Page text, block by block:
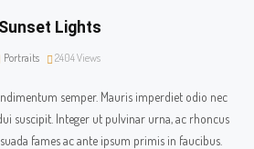
Sunset Lights
Portraits 2404Views
semper. Mauris imperdiet odio nec
suscipit. Integer ut pulvinar urna, ac rhoncus
fames ac ante ipsum primis in faucibus.